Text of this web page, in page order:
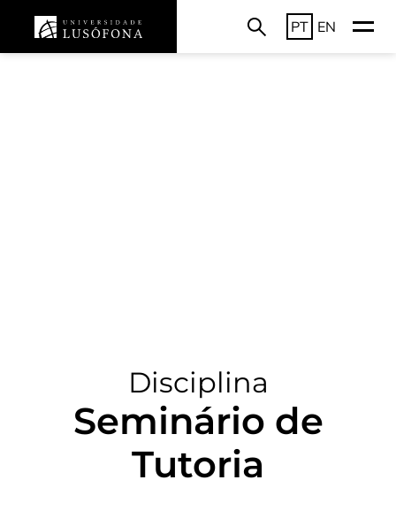
PT EN
Disciplina
Seminário de
Tutoria